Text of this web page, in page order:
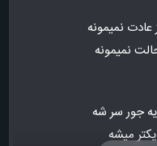
نمیمونه
نمیمونه
جور سر شه
میشه